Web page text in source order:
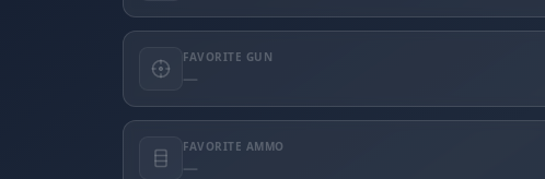
FAVORITE GUN
—
FAVORITE AMMO
—